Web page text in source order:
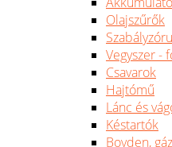
Olajszűrők
Vegyszer -
Csavarok
Hajtómű
Lánc és
Késtartók
Bovden,